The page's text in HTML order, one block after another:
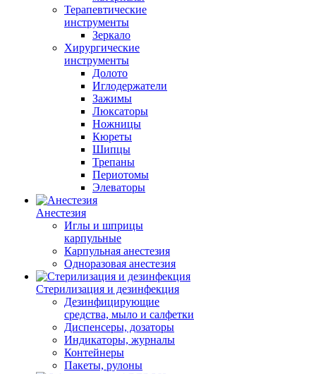
Терапевтические
инструменты
Зеркало
Хирургические
инструменты
Долото
Иглодержатели
Зажимы
Люксаторы
Ножницы
Кюреты
Шипцы
Трепаны
Периотомы
Элеваторы
Анестезия
Иглы и шприцы
карпульные
Карпульная анестезия
Одноразовая анестезия
Стерилизация и дезинфекция
Дезинфицирующие
средства, мыло и салфетки
Диспенсеры, дозаторы
Индикаторы, журналы
Контейнеры
Пакеты, рулоны